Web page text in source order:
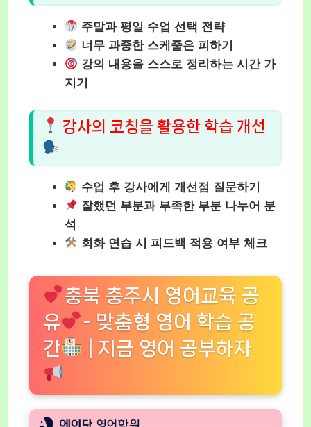
주말과 평일 수업 선택 전략
너무 과중한 스케줄은 피하기
강의 내용을 스스로 정리하는 시간 가
지기
강사의 코칭을 활용한 학습 개선
수업 후 강사에게 개선점 질문하기
잘했던 부분과 부족한 부분 나누어 분
석
회화 연습 시 피드백 적용 여부 체크
충북 충주시 영어교육 공
유
- 맞춤형 영어 학습 공
간
| 지금 영어 공부하자